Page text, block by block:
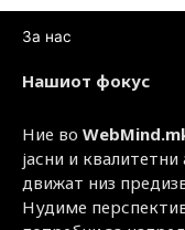
За нас
Нашиот фокус
Ние во
јасни и
движат низ
Нудиме